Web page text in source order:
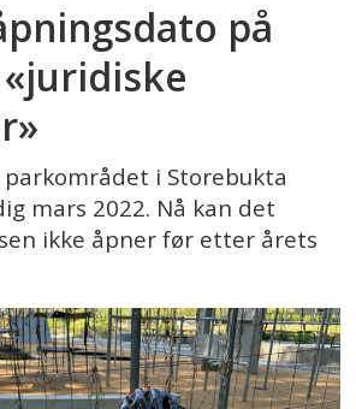
på
parkområdet i Storebukta
mars 2022. Nå kan det
ikke åpner før etter årets